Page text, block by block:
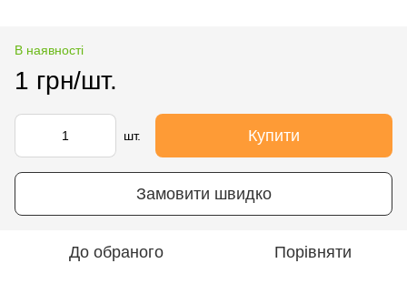
В наявності
1 грн/шт.
шт. Купити
Замовити швидко
До обраного Порівняти